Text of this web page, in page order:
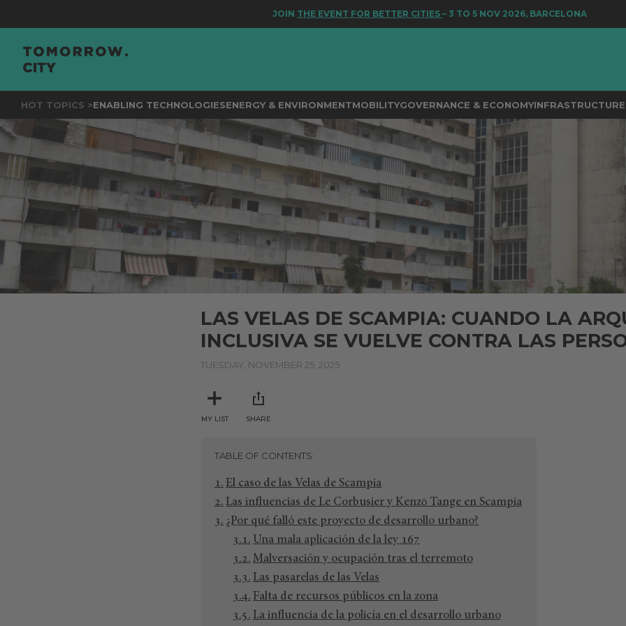
THE EVENT FOR BETTER CITIES – 3 TO 5 NOV 2026, BARCELONA
HOT TOPICS >ENABLING TECHNOLOGIESENERGY & ENVIRONMENTMOBILITYGOVERNANCE & ECONOMY
LAS VELAS DE SCAMPIA: CUANDO LA
INCLUSIVA SE VUELVE CONTRA LAS
TUESDAY, NOVEMBER 25, 2025
MY LIST SHARE
TABLE OF CONTENTS
El caso de las Velas de Scampia
Las influencias de Le Corbusier y Kenzō Tange en Scampia
¿Por qué falló este proyecto de desarrollo urbano?
Una mala aplicación de la ley 167
Malversación y ocupación tras el terremoto
Las pasarelas de las Velas
Falta de recursos públicos en la zona
La influencia de la policía en el desarrollo urbano